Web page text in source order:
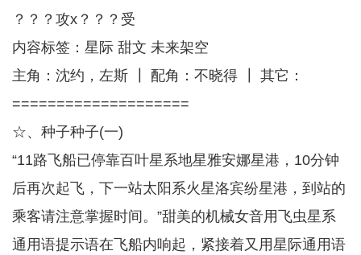
？？？攻x？？？受
内容标签：星际 甜文 未来架空
主角：沈约，左斯 ┃ 配角：不晓得 ┃ 其它：
====================
☆、种子种子(一)
“11路飞船已停靠百叶星系地星雅安娜星港，10分钟
后再次起飞，下一站太阳系火星洛宾纷星港，到站的
乘客请注意掌握时间。”甜美的机械女音用飞虫星系
通用语提示语在飞船内响起，紧接着又用星际通用语